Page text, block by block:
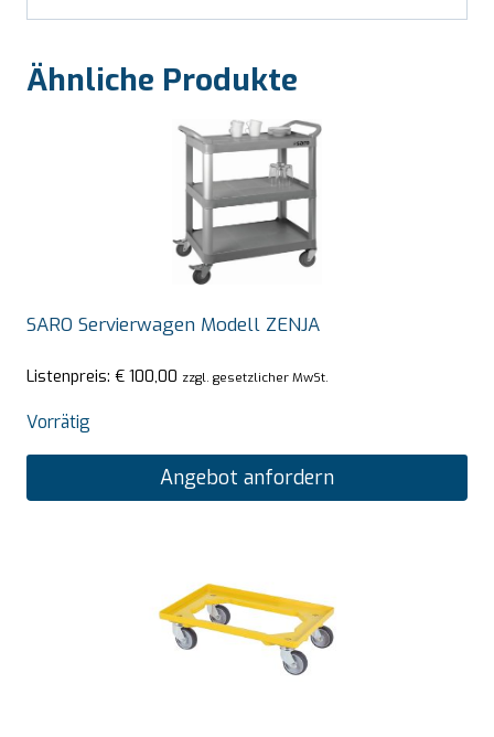
Ähnliche Produkte
SARO Servierwagen Modell ZENJA
Listenpreis: € 100,00 zzgl. gesetzlicher MwSt.
Vorrätig
Angebot anfordern